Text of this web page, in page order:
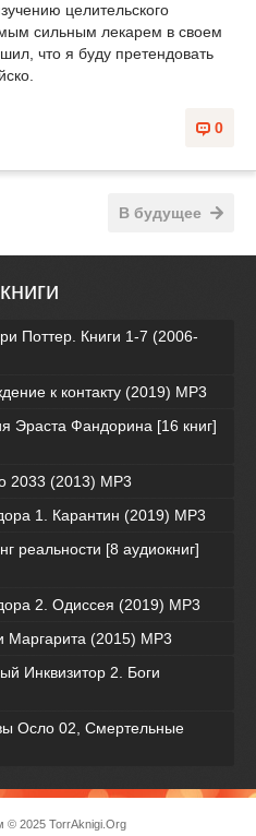
целительского
сильным лекарем в своем
что я буду претендовать
0
В будущее
Поттер. Книги 1-7 (2006-
к контакту (2019) MP3
Эраста Фандорина [16 книг]
2033 (2013) MP3
1. Карантин (2019) MP3
реальности [8 аудиокниг]
2. Одиссея (2019) MP3
Маргарита (2015) MP3
Инквизитор 2. Боги
Осло 02, Смертельные
© 2025 TorrAknigi.Org